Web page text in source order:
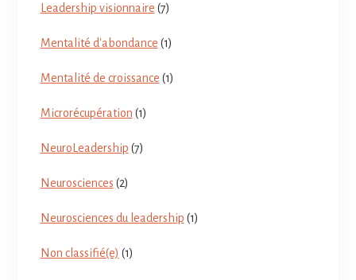
Leadership visionnaire (7)
Mentalité d'abondance (1)
Mentalité de croissance (1)
Microrécupération (1)
NeuroLeadership (7)
Neurosciences (2)
Neurosciences du leadership (1)
Non classifié(e) (1)